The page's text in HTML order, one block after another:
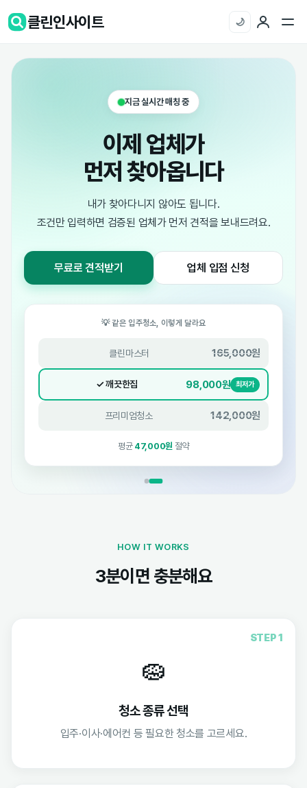
클린인사이트 🌙
지금 실시간 매칭 중
이제 업체가
먼저 찾아옵니다
내가 찾아다니지 않아도 됩니다.
조건만 입력하면 검증된 업체가 먼저 견적을 보내드려요.
무료로 견적받기 업체 입점 신청
💡 같은 입주청소, 이렇게 달라요
클린마스터 165,000원
✓ 깨끗한집 98,000원 최저가
프리미엄청소 142,000원
평균 47,000원 절약
HOW IT WORKS
3분이면 충분해요
STEP 1
🧽
청소 종류 선택
입주·이사·에어컨 등 필요한 청소를 고르세요.